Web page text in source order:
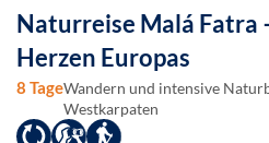
Naturreise Malá Fatra
Herzen Europas
8 TageWandern und intensive
Westkarpaten